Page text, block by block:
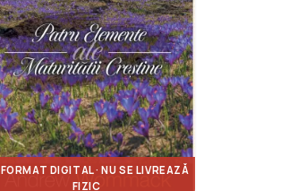
FORMAT DIGITAL · NU SE LIVREAZĂ
FIZIC